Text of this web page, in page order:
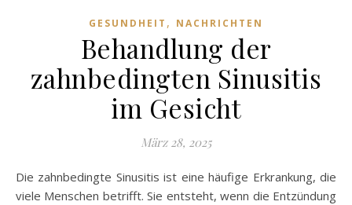
GESUNDHEIT , NACHRICHTEN
Behandlung der
zahnbedingten Sinusitis
im Gesicht
März 28, 2025
Die zahnbedingte Sinusitis ist eine häufige Erkrankung, die
viele Menschen betrifft. Sie entsteht, wenn die Entzündung